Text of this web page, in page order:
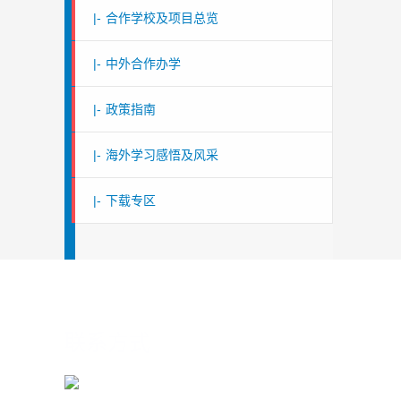
|- 合作学校及项目总览
|- 中外合作办学
|- 政策指南
|- 海外学习感悟及风采
|- 下载专区